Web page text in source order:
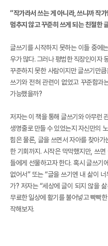
“작가라서 쓰는 게 아니라, 쓰니까 작
멈추지 않고 꾸준히 쓰게 되는 친절한
글쓰기를 시작하지 못하는 이들 중에
우가 많다. 그러나 평범한 직장인이자
꾸준하지 못한 사람이지만 글쓰기만
쓰기와 전혀 관련이 없었고 꾸준함과
가능했을까?
저자는 이 책을 통해 글쓰기와 아무런
생명줄로 만들 수 있었는지 자신만의
힘은 물론, 글을 쓰면서 자아를 찾아
한 기회까지. 시작은 막막했지만, 쓰
들에게 선물하고자 한다. 혹시 글쓰기
없어서” 또는 “글을 쓰기엔 내 삶이
가? 저자는 “세상에 글이 되지 않을
무료한 일상에 활기를 불어넣고 빡빡
작해보자.